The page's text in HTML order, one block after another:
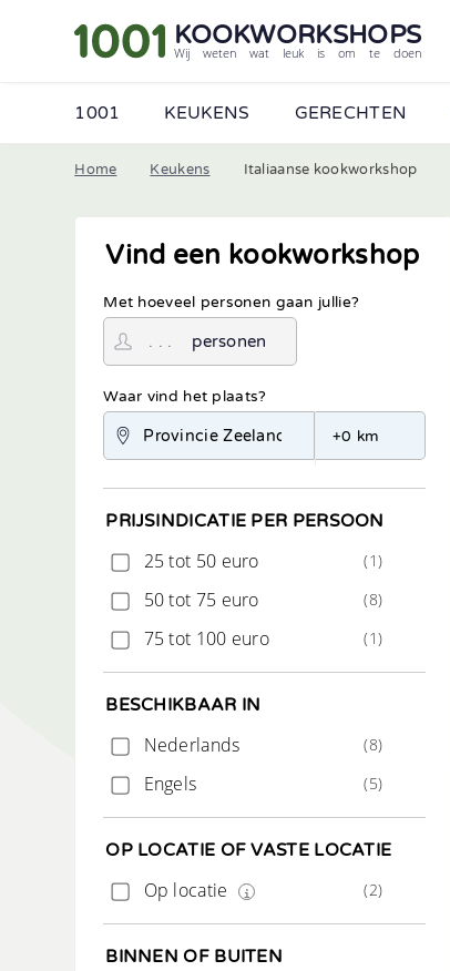
KOOKWORKSHOPS
Wij weten wat leuk is om te doen
1001 KEUKENS GERECHTEN
Home Keukens Italiaanse kookworkshop
Vind een kookworkshop
Met hoeveel personen gaan jullie?
personen
Waar vind het plaats?
PRIJSINDICATIE PER PERSOON
25 tot 50 euro (1)
50 tot 75 euro (8)
75 tot 100 euro (1)
BESCHIKBAAR IN
Nederlands (8)
Engels (5)
OP LOCATIE OF VASTE LOCATIE
Op locatie (2)
BINNEN OF BUITEN